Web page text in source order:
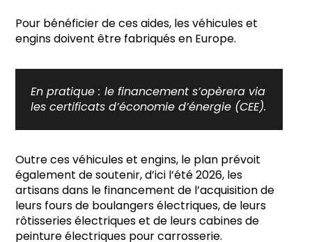
Pour bénéficier de ces aides, les véhicules et
engins doivent être fabriqués en Europe.
En pratique : le financement s’opèrera via
les certificats d’économie d’énergie (CEE).
Outre ces véhicules et engins, le plan prévoit
également de soutenir, d’ici l’été 2026, les
artisans dans le financement de l’acquisition de
leurs fours de boulangers électriques, de leurs
rôtisseries électriques et de leurs cabines de
peinture électriques pour carrosserie.